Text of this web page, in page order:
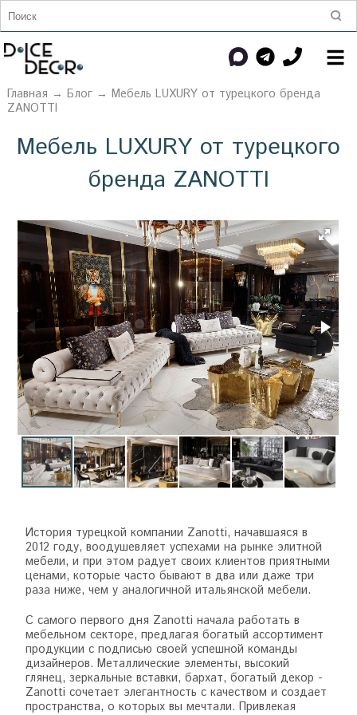
Главная → Блог→ Мебель LUXURY от турецкого бренда
ZANOTTI
Мебель LUXURY от турецкого
бренда ZANOTTI
История турецкой компании Zanotti, начавшаяся в
2012 году, воодушевляет успехами на рынке элитной
мебели, и при этом радует своих клиентов приятными
ценами, которые часто бывают в два или даже три
раза ниже, чем у аналогичной итальянской мебели.
С самого первого дня Zanotti начала работать в
мебельном секторе, предлагая богатый ассортимент
продукции с подписью своей успешной команды
дизайнеров. Металлические элементы, высокий
глянец, зеркальные вставки, бархат, богатый декор -
Zanotti сочетает элегантность с качеством и создает
пространства, о которых вы мечтали. Привлекая